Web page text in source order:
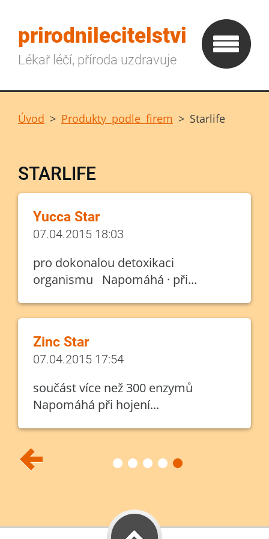
prirodnilecitelstvi
Lékař léčí, příroda uzdravuje
Úvod > Produkty podle firem > Starlife
STARLIFE
Yucca Star
07.04.2015 18:03
pro dokonalou detoxikaci
organismu Napomáhá · při...
Zinc Star
07.04.2015 17:54
součást více než 300 enzymů
Napomáhá při hojení...